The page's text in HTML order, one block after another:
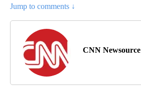
Jump to comments ↓
CNN Newsource